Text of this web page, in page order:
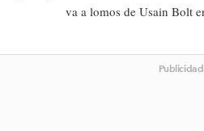
va a lomos de Usain Bolt
Publicidad